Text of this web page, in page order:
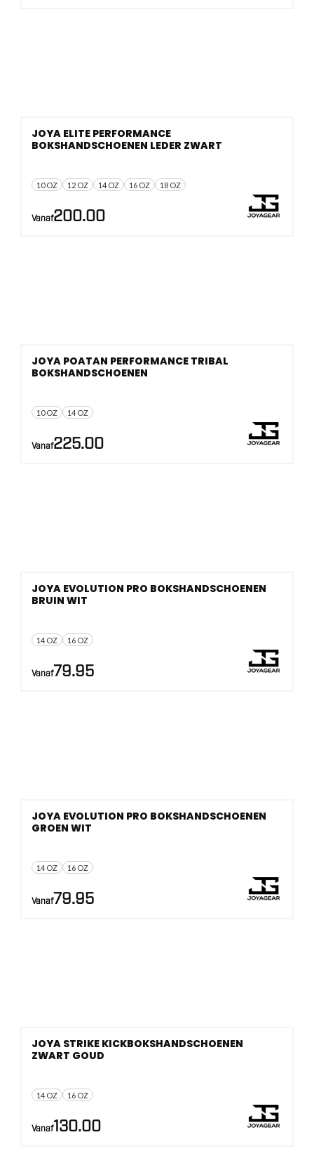
10 OZ 12 OZ 14 OZ 16 OZ 18 OZ
JOYA ELITE PERFORMANCE
BOKSHANDSCHOENEN LEDER ZWART
Vanaf200.00
10 OZ 14 OZ
JOYA POATAN PERFORMANCE TRIBAL
BOKSHANDSCHOENEN
Vanaf225.00
14 OZ 16 OZ
JOYA EVOLUTION PRO BOKSHANDSCHOENEN
BRUIN WIT
Vanaf79.95
14 OZ 16 OZ
JOYA EVOLUTION PRO BOKSHANDSCHOENEN
GROEN WIT
Vanaf79.95
14 OZ 16 OZ
JOYA STRIKE KICKBOKSHANDSCHOENEN
ZWART GOUD
Vanaf130.00